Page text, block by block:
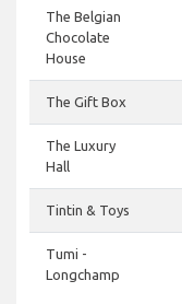
The Belgian
Chocolate
House
The Gift Box
The Luxury
Hall
Tintin & Toys
Tumi -
Longchamp